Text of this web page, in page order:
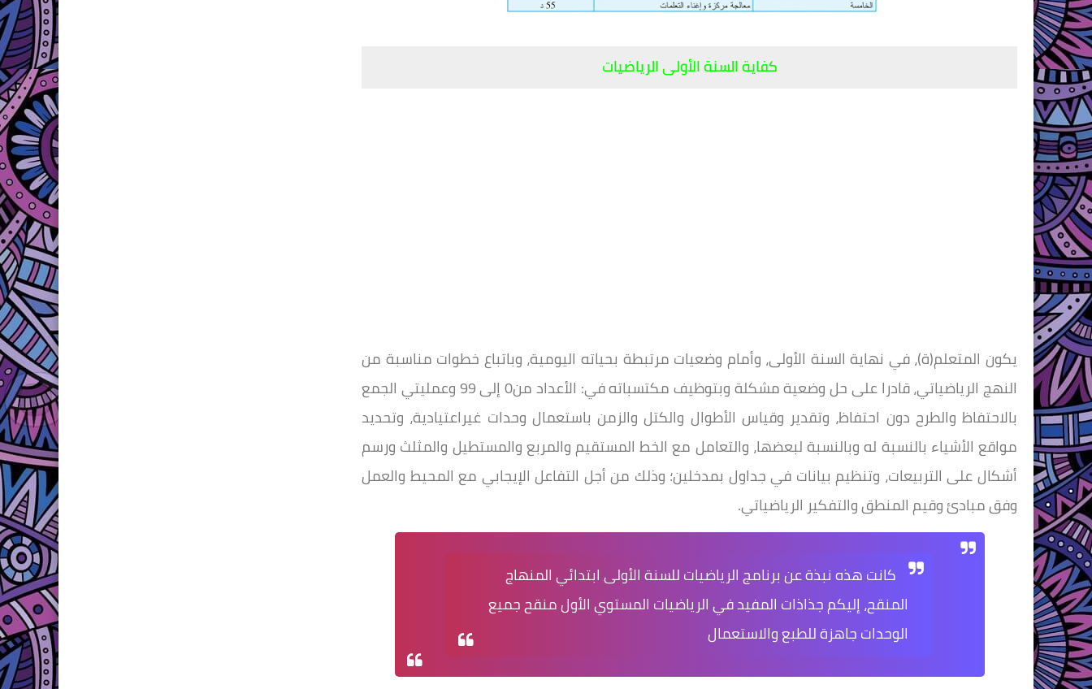
كفاية السنة الأولى الرياضيات
يكون المتعلم(ة)، في نهاية السنة الأولى، وأمام وضعيات مرتبطة بحياته اليومية، وباتباع خطوات مناسبة من
النهج الرياضياتي، قادرا على حل وضعية مشكلة وبتوظيف مكتسباته في: الأعداد من0 إلى 99 وعمليتي
الجمع
بالاحتفاظ والطرح دون احتفاظ، وتقدير وقياس الأطوال والكتل والزمن باستعمال وحدات غيراعتيادية، وتحديد
مواقع الأشياء بالنسبة له وبالنسبة لبعضها، والتعامل مع الخط المستقيم والمربع والمستطيل والمثلث ورسم
أشكال على التربيعات، وتنظيم بيانات في جداول بمدخلين؛ وذلك من أجل التفاعل الإيجابي مع المحيط والعمل
وفق مبادئ وقيم المنطق والتفكير الرياضياتي.
كانت هذه نبذة عن برنامج الرياضيات للسنة الأولى ابتدائي المنهاج
المنقح، إليكم جذاذات المفيد في الرياضيات المستوي الأول منقح جميع
الوحدات جاهزة للطبع والاستعمال